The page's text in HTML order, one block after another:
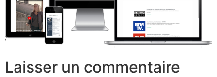
Laisser un commentaire